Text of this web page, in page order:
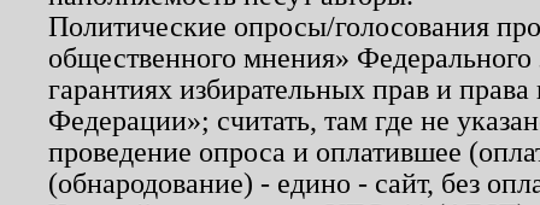
Политические опросы/голосования
общественного мнения»
гарантиях избирательных прав и
Федерации»; считать, там где не
проведение опроса и оплатившее
(обнародование) - едино - сайт, без